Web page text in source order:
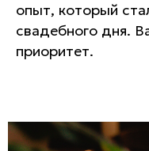
опыт, который
свадебного дня.
приоритет.